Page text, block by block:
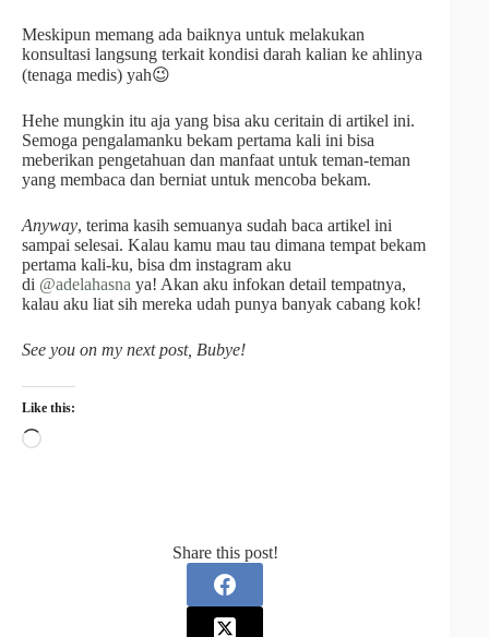
Meskipun memang ada baiknya untuk melakukan
konsultasi langsung terkait kondisi darah kalian ke ahlinya
(tenaga medis) yah😉
Hehe mungkin itu aja yang bisa aku ceritain di artikel ini.
Semoga pengalamanku bekam pertama kali ini bisa
meberikan pengetahuan dan manfaat untuk teman-teman
yang membaca dan berniat untuk mencoba bekam.
Anyway, terima kasih semuanya sudah baca artikel ini
sampai selesai. Kalau kamu mau tau dimana tempat bekam
pertama kali-ku, bisa dm instagram aku
di @adelahasna ya! Akan aku infokan detail tempatnya,
kalau aku liat sih mereka udah punya banyak cabang kok!
See you on my next post, Bubye!
Like this:
Share this post!